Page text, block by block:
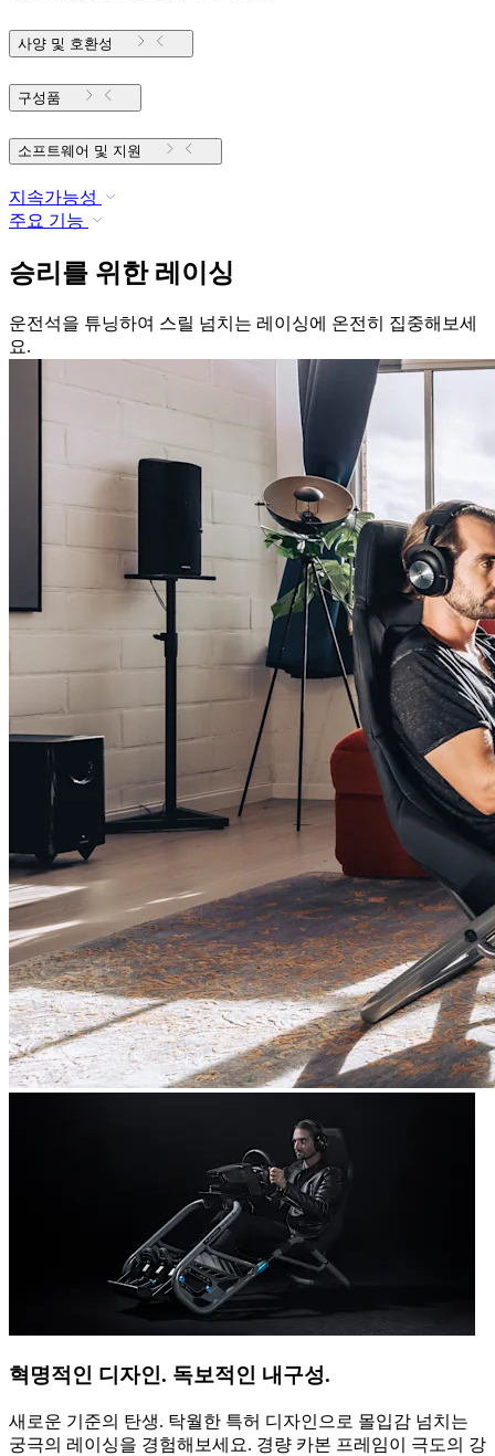
사양 및 호환성
구성품
소프트웨어 및 지원
지속가능성
주요 기능
승리를 위한 레이싱
운전석을 튜닝하여 스릴 넘치는 레이싱에 온전히 집중해보세
요.
혁명적인 디자인. 독보적인 내구성.
새로운 기준의 탄생. 탁월한 특허 디자인으로 몰입감 넘치는
궁극의 레이싱을 경험해보세요. 경량 카본 프레임이 극도의 강